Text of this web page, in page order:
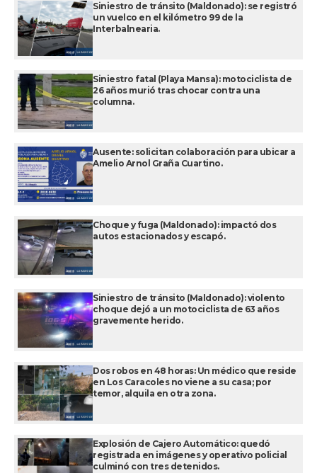
Siniestro de tránsito (Maldonado): se registró
un vuelco en el kilómetro 99 de la
Interbalnearia.
Siniestro fatal (Playa Mansa): motociclista de
26 años murió tras chocar contra una
columna.
Ausente: solicitan colaboración para ubicar a
Amelio Arnol Graña Cuartino.
Choque y fuga (Maldonado): impactó dos
autos estacionados y escapó.
Siniestro de tránsito (Maldonado): violento
choque dejó a un motociclista de 63 años
gravemente herido.
Dos robos en 48 horas: Un médico que reside
en Los Caracoles no viene a su casa; por
temor, alquila en otra zona.
Explosión de Cajero Automático: quedó
registrada en imágenes y operativo policial
culminó con tres detenidos.